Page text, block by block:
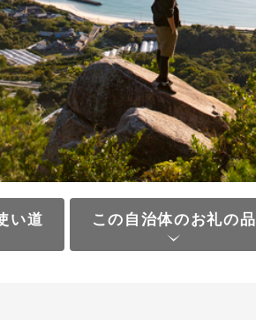
い道 この自治体のお礼の品